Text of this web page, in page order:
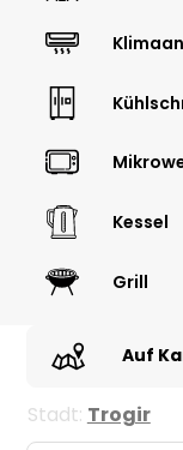
Kessel
Grill
Auf
Stadt: Trogir